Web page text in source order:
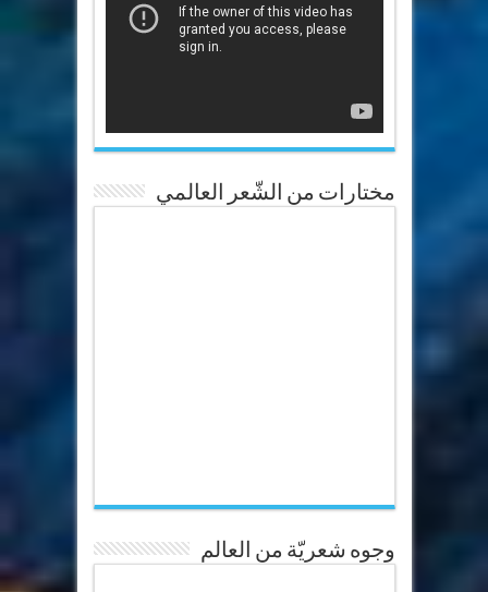
مختارات من الشّعر العالمي
وجوه شعريّة من العالم